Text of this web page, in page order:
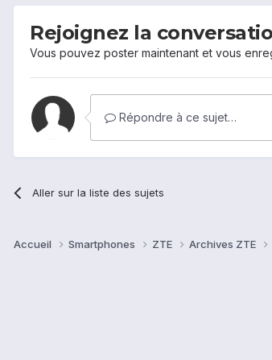
Rejoignez la
Vous pouvez poster maintenant et vous
Répondre à ce sujet…
Aller sur la liste des sujets
Accueil Smartphones ZTE Archives ZTE